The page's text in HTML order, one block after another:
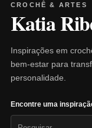
CROCHÊ & ARTES
Katia
Inspirações em
bem-estar para
personalidade.
Encontre uma